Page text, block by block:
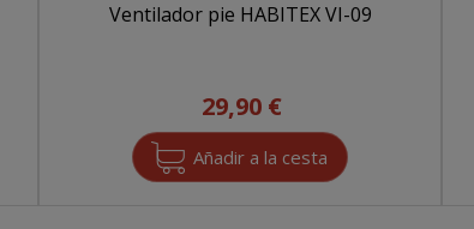
Ventilador pie HABITEX VI-09
29,90 €